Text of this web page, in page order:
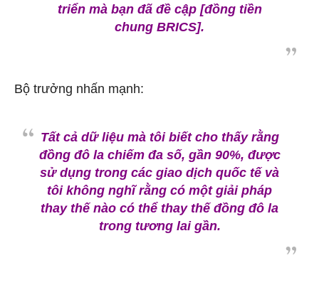
triển mà bạn đã đề cập [đồng tiền
chung BRICS].
Bộ trưởng nhấn mạnh:
Tất cả dữ liệu mà tôi biết cho thấy rằng
đồng đô la chiếm đa số, gần 90%, được
sử dụng trong các giao dịch quốc tế và
tôi không nghĩ rằng có một giải pháp
thay thế nào có thể thay thế đồng đô la
trong tương lai gần.